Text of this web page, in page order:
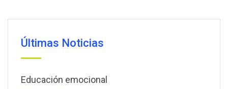
Últimas Noticias
Educación emocional